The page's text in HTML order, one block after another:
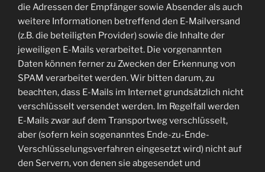
die Adressen der Empfänger sowie Absender als auch
weitere Informationen betreffend den E-Mailversand
(z.B. die beteiligten Provider) sowie die Inhalte der
jeweiligen E-Mails verarbeitet. Die vorgenannten
Daten können ferner zu Zwecken der Erkennung von
SPAM verarbeitet werden. Wir bitten darum, zu
beachten, dass E-Mails im Internet grundsätzlich nicht
verschlüsselt versendet werden. Im Regelfall werden
E-Mails zwar auf dem Transportweg verschlüsselt,
aber (sofern kein sogenanntes Ende-zu-Ende-
Verschlüsselungsverfahren eingesetzt wird) nicht auf
den Servern, von denen sie abgesendet und